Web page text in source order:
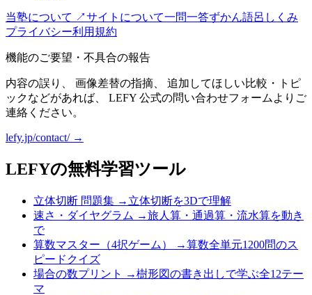
当塾について ↗サイトについて一問一答ずかん語呂 しくみ
プライバシー利用規約
機能のご要望・不具合の報告
内容の誤り、 画像差替の指摘、 追加してほしい比較・トピ
ックなどがあれば、 LEFY 公式の問い合わせフォームよりご
連絡ください。
lefy.jp/contact/ →
LEFYの無料学習ツール
立体切断 問題集 → 立体切断を3Dで理解
速さ・ダイヤグラム →旅人算・通過算・流水算を動き
で
算数マスター（4択ゲーム）
→算数全単元1200問のス
ピードクイズ
場合の数プリント
→樹形図の書き出しで学ぶ全12テー
マ